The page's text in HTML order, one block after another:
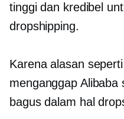
tinggi dan kredibel
dropshipping.
Karena alasan
menganggap Alibaba
bagus dalam hal